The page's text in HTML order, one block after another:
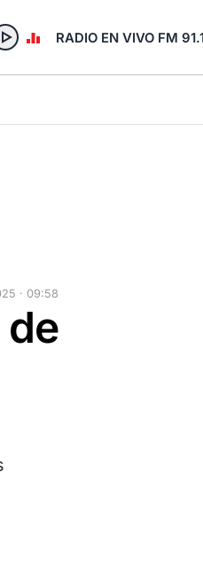
RADIO EN VIVO FM
· 09:58